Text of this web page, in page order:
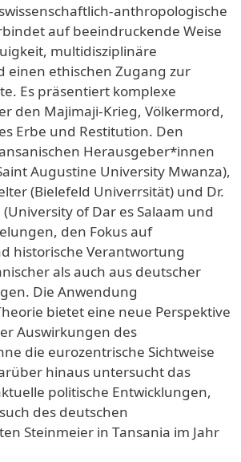
anthropologische
auf beeindruckende Weise
multidisziplinäre
einen ethischen Zugang zur
Es präsentiert komplexe
den Majimaji-Krieg, Völkermord,
Erbe und Restitution. Den
Herausgeber*innen
Augustine University Mwanza),
(Bielefeld Univerrsität) und Dr.
of Dar es Salaam und
den Fokus auf
historische Verantwortung
als auch aus deutscher
Die Anwendung
bietet eine neue Perspektive
Auswirkungen des
die eurozentrische Sichtweise
hinaus untersucht das
politische Entwicklungen,
des deutschen
Steinmeier in Tansania im Jahr